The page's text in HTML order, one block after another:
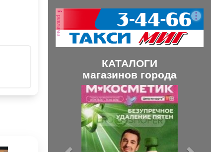
обнаружили...
реклама
КАТАЛОГИ
магазинов города